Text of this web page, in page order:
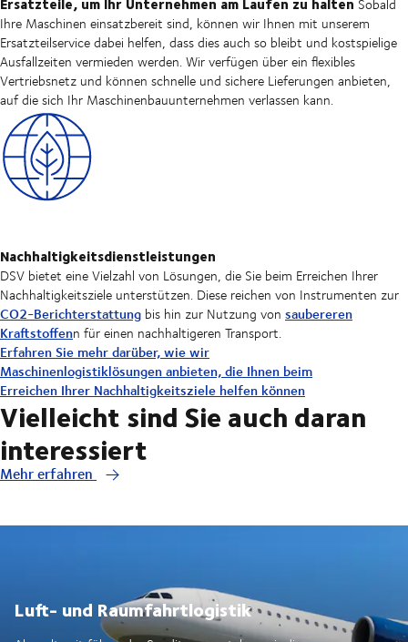
Sobald
Ihre Maschinen einsatzbereit sind, können wir Ihnen mit unserem
Ersatzteilservice dabei helfen, dass dies auch so bleibt und kostspielige
Ausfallzeiten vermieden werden. Wir verfügen über ein flexibles
Vertriebsnetz und können schnelle und sichere Lieferungen anbieten,
auf die sich Ihr Maschinenbauunternehmen verlassen kann.
Nachhaltigkeitsdienstleistungen
DSV bietet eine Vielzahl von Lösungen, die Sie beim Erreichen Ihrer
Nachhaltigkeitsziele unterstützen. Diese reichen von Instrumenten zur
CO2-Berichterstattung bis hin zur Nutzung von saubereren
Kraftstoffenn für einen nachhaltigeren Transport.
Erfahren Sie mehr darüber, wie wir
Maschinenlogistiklösungen anbieten, die Ihnen beim
Erreichen Ihrer Nachhaltigkeitsziele helfen können
Vielleicht sind Sie auch daran
interessiert
Mehr erfahren
Luft- und Raumfahrtlogistik